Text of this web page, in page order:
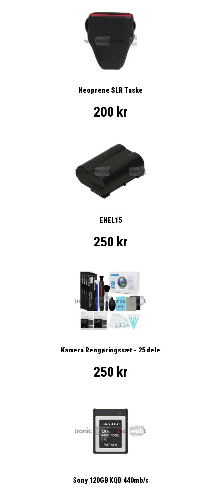
Neoprene SLR Taske
200 kr
ENEL15
250 kr
Kamera Rengøringssæt - 25 dele
250 kr
Sony 120GB XQD 440mb/s